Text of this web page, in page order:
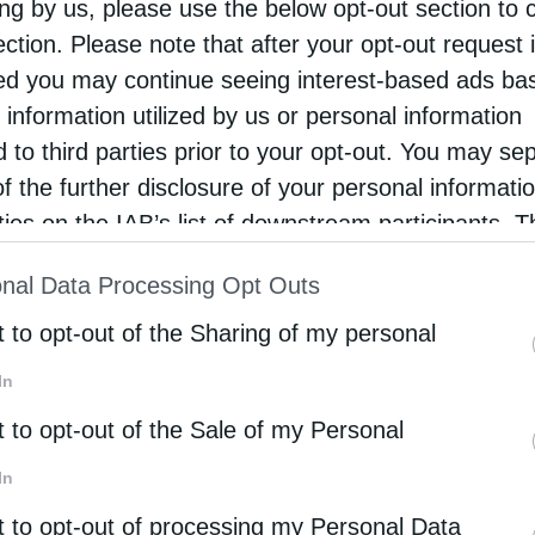
by us, please use the below opt-out section to
Please note that after your opt-out request
you may continue seeing interest-based ads
information utilized by us or personal information
to third parties prior to your opt-out. You may
the further disclosure of your personal
on the IAB’s list of downstream participants.
of Downstream Participantsthat may further
parties.
Data Processing Opt Outs
to opt-out of the Sharing of my personal
to opt-out of the Sale of my Personal
to opt-out of processing my Personal Data
από τότε. «Το ερώτημα είναι αν η αρνητική τάση
δάση έχουν χάσει 41,5 εκατομμύρια τόνους
υπογράμμισαν «την επείγουσα ανάγκη για μέτρα
να ενισχυθεί ο ρόλος τους ως κλιματικοί
δράση είναι πιο σαφής από ποτέ: χρειαζόμαστε
Αντρέας Κρούγκερ, επικεφαλής της
από την Ομοσπονδιακή Δασική
ισχυρό Ομοσπονδιακό Δασικό Νόμο», δήλωσε η
WWF Γερμανίας. Πρόσθεσε ότι ο νόμος «παρέχει
για την προστασία του κλίματος και της
καθώς τέσσερα από τα πέντε δέντρα των πιο
σύμφωνα με την αξιολόγηση της
τελευταία χρόνια, τα γερμανικά δάση έχουν
φλοιού, καταιγίδες και δασικές πυρκαγιές.